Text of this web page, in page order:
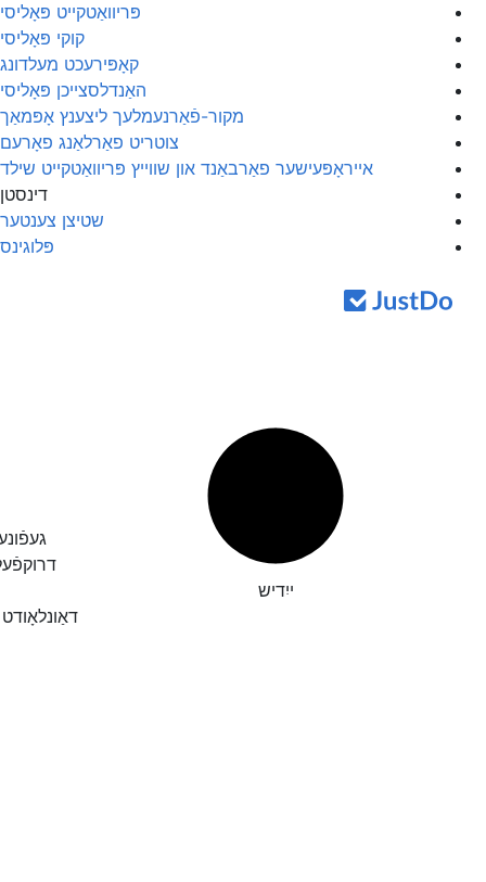
פּריוואַטקייט פּאָליסי
קוקי פּאָליסי
קאָפּירעכט מעלדונג
האַנדלסצייכן פּאָליסי
מקור-פֿאַרנעמלעך ליצענץ אָפּמאַך
צוטריט פאַרלאַנג פאָרעם
אייראָפּעישער פאַרבאַנד און שווייץ פּריוואַטקייט שילד
דינסטן
שטיצן צענטער
פּלוגינס
ייִדיש